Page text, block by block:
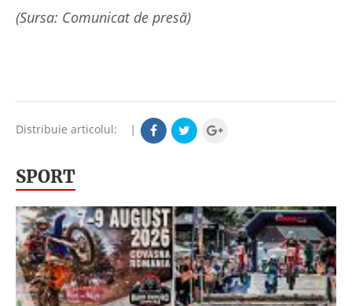
(Sursa: Comunicat de presă)
Distribuie articolul: |
SPORT